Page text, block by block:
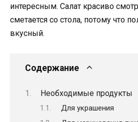
интересным. Салат красиво
сметается со стола, потому что
вкусный.
Содержание
Необходимые продукты
Для украшения